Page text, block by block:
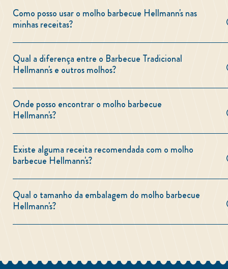
Como posso usar o molho barbecue Hellmann's nas
minhas receitas?
Qual a diferença entre o Barbecue Tradicional
Hellmann's e outros molhos?
Onde posso encontrar o molho barbecue
Hellmann's?
Existe alguma receita recomendada com o molho
barbecue Hellmann's?
Qual o tamanho da embalagem do molho barbecue
Hellmann's?